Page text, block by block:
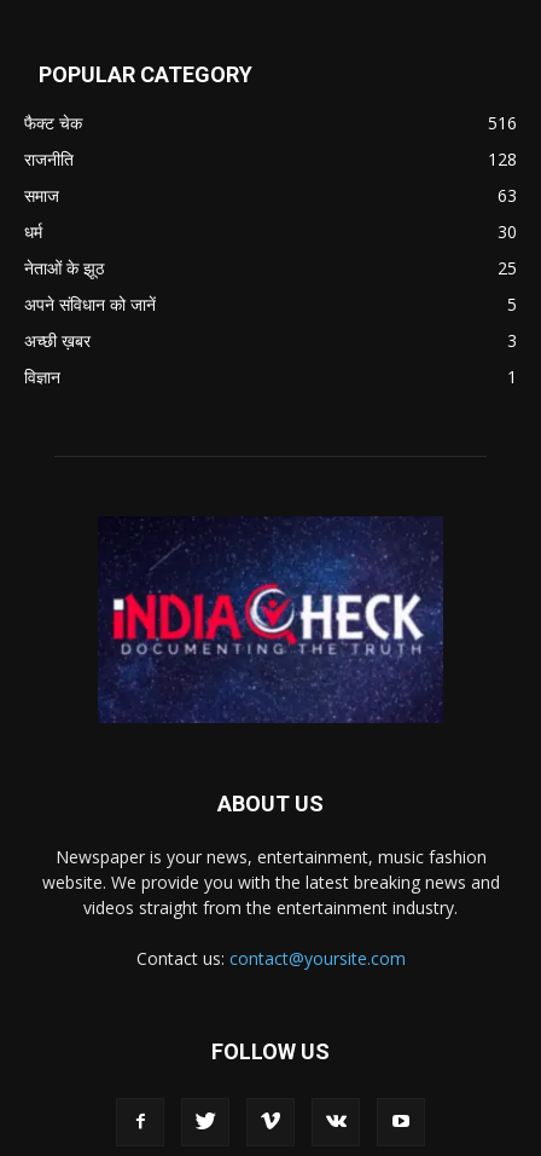
POPULAR CATEGORY
फैक्ट चेक
516
राजनीति
128
समाज
63
धर्म
30
नेताओं के झूठ
25
अपने संविधान को जानें
5
अच्छी ख़बर
3
विज्ञान
1
ABOUT US
Newspaper is your news, entertainment, music fashion
website. We provide you with the latest breaking news and
videos straight from the entertainment industry.
Contact us: contact@yoursite.com
FOLLOW US